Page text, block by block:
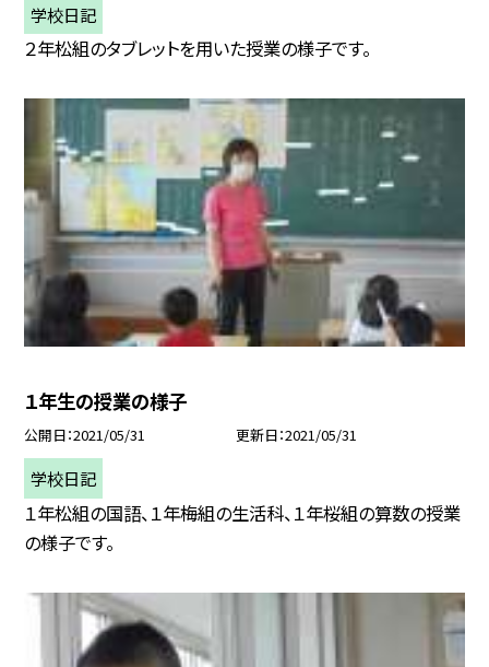
学校日記
２年松組のタブレットを用いた授業の様子です。
１年生の授業の様子
公開日 2021/05/31 更新日 2021/05/31
学校日記
１年松組の国語、１年梅組の生活科、１年桜組の算数の授業
の様子です。